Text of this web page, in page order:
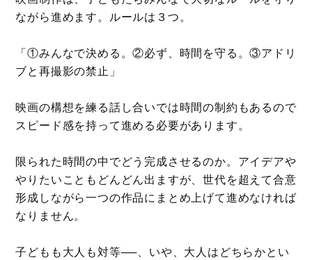
ながら進めます。ルールは３つ。
「①みんなで決める。②必ず、時間を守る。③アドリ
ブと再撮影の禁止」
映画の構想を練る話し合いでは時間の制約もあるので
スピード感を持って進める必要があります。
限られた時間の中でどう完成させるのか。アイデアや
やりたいこともどんどん出ますが、世代を超えて合意
形成しながら一つの作品にまとめ上げて進めなければ
なりません。
子どもも大人も対等──、いや、大人はどちらかとい